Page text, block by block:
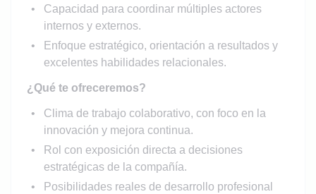
Capacidad para coordinar múltiples actores
internos y externos.
Enfoque estratégico, orientación a resultados y
excelentes habilidades relacionales.
¿Qué te ofreceremos?
Clima de trabajo colaborativo, con foco en la
innovación y mejora continua.
Rol con exposición directa a decisiones
estratégicas de la compañía.
Posibilidades reales de desarrollo profesional